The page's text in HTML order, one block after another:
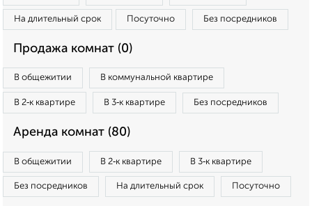
На длительный срок Посуточно Без посредников
Продажа комнат (0)
В общежитии В коммунальной квартире
В 2‑к квартире В 3‑к квартире Без посредников
Аренда комнат (80)
В общежитии В 2‑к квартире В 3‑к квартире
Без посредников На длительный срок Посуточно